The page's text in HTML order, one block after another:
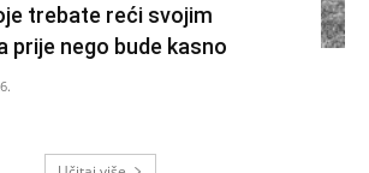
trebate reći svojim
prije nego bude kasno